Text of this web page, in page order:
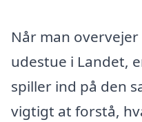
Når man
udestue i Landet,
spiller ind på den
vigtigt at forstå,